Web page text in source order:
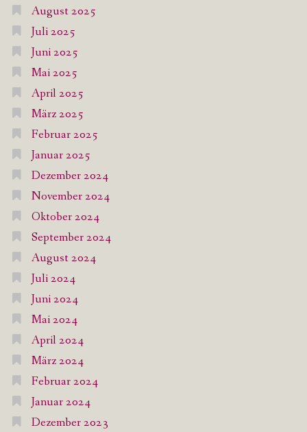
August 2025
Juli 2025
Juni 2025
Mai 2025
April 2025
März 2025
Februar 2025
Januar 2025
Dezember 2024
November 2024
Oktober 2024
September 2024
August 2024
Juli 2024
Juni 2024
Mai 2024
April 2024
März 2024
Februar 2024
Januar 2024
Dezember 2023